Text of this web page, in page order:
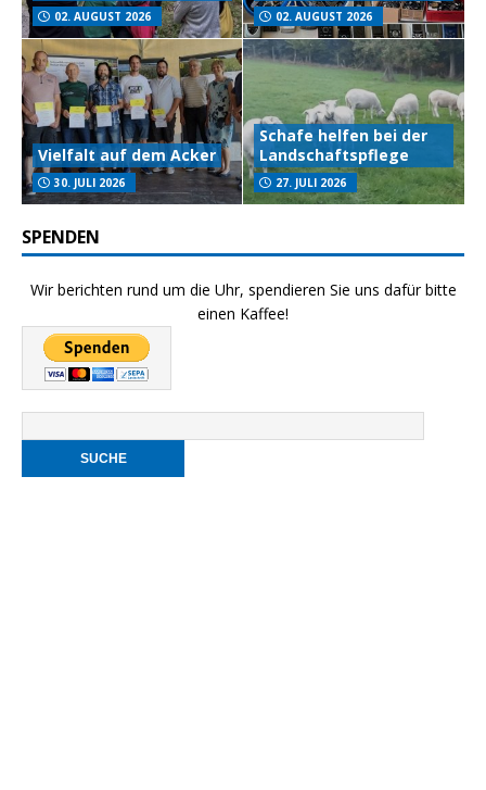
02. AUGUST 2026 02. AUGUST 2026
Vielfalt auf dem Acker
30. JULI 2026
Schafe helfen bei der
Landschaftspflege
27. JULI 2026
SPENDEN
Wir berichten rund um die Uhr, spendieren Sie uns dafür bitte
einen Kaffee!